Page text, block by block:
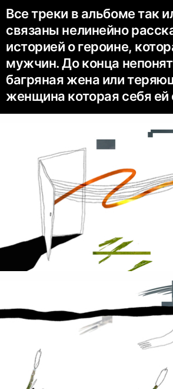
Все треки в альбоме так
связаны нелинейно
историей о героине,
мужчин. До конца
багряная жена или
женщина которая себя ей